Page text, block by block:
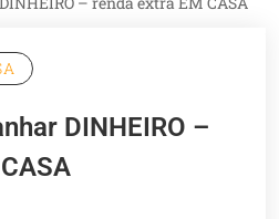
DINHEIRO –